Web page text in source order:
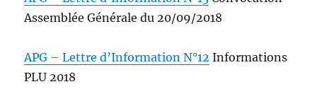
Assemblée Générale du 20/09/2018
APG – Lettre d’Information N°12 Informations
PLU 2018